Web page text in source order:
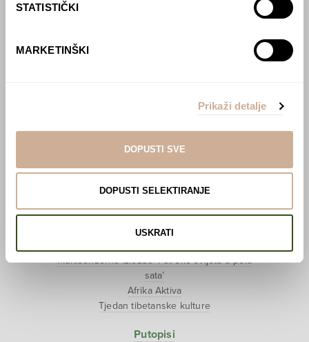
STATISTIČKI
MARKETINŠKI
Prikaži detalje
DOPUSTI SVE
DOPUSTI SELEKTIRANJE
USKRATI
Projekti
Ljubav oko svijeta
National Geographic – Hrvatska iz zraka
Prodaja izložbenih postamenata
Multisenzorna izložba ‘Put oko svijeta u pola
sata’
Afrika Aktiva
Tjedan tibetanske kulture
Putopisi